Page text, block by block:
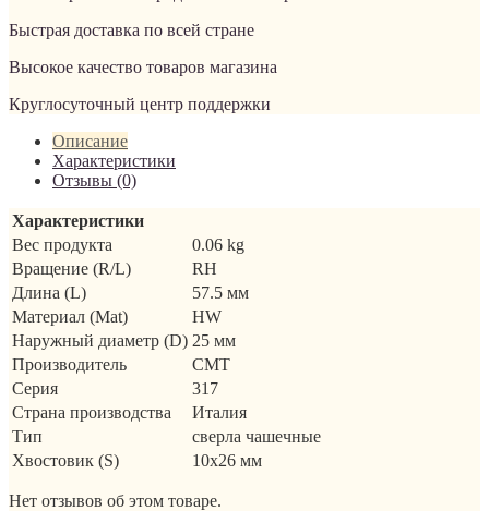
Быстрая доставка по всей стране
Высокое качество товаров магазина
Круглосуточный центр поддержки
Описание
Характеристики
Отзывы (0)
Характеристики
Вес продукта
0.06 kg
Вращение (R/L)
RH
Длина (L)
57.5 мм
Материал (Mat)
HW
Наружный диаметр (D) 25 мм
Производитель
CMT
Серия
317
Страна производства
Италия
Тип
сверла чашечные
Хвостовик (S)
10x26 мм
Нет отзывов об этом товаре.